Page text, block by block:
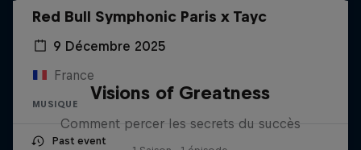
Red Bull Symphonic Paris x Tayc
9 Décembre 2025
France
MUSIQUE
Past event
Visions of Greatness
Comment percer les secrets du succès